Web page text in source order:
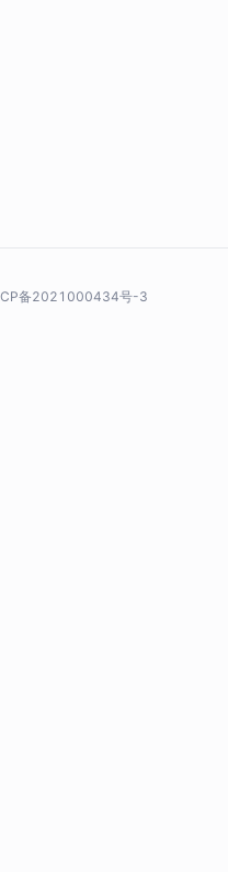
备2021000434号-3